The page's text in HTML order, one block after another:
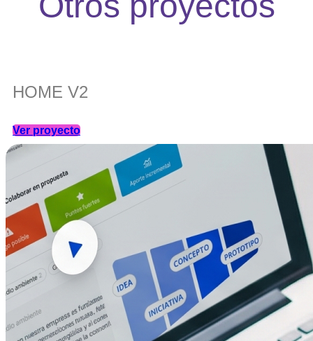
HOME V2
Ver proyecto